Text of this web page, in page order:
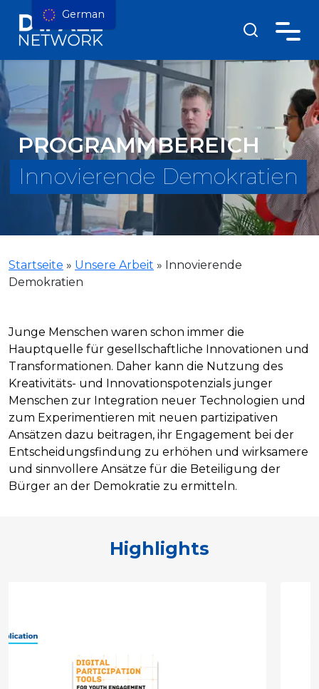
PROGRAMMBEREICH
Innovierende Demokratien
Startseite » Unsere Arbeit » Innovierende
Demokratien
Junge Menschen waren schon immer die
Hauptquelle für gesellschaftliche Innovationen und
Transformationen. Daher kann die Nutzung des
Kreativitäts- und Innovationspotenzials junger
Menschen zur Integration neuer Technologien und
zum Experimentieren mit neuen partizipativen
Ansätzen dazu beitragen, ihr Engagement bei der
Entscheidungsfindung zu erhöhen und wirksamere
und sinnvollere Ansätze für die Beteiligung der
Bürger an der Demokratie zu ermitteln.
Highlights
German